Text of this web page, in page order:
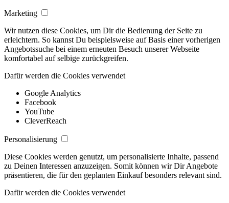
Marketing
Wir nutzen diese Cookies, um Dir die Bedienung der Seite zu
erleichtern. So kannst Du beispielsweise auf Basis einer vorherigen
Angebotssuche bei einem erneuten Besuch unserer Webseite
komfortabel auf selbige zurückgreifen.
Dafür werden die Cookies verwendet
Google Analytics
Facebook
YouTube
CleverReach
Personalisierung
Diese Cookies werden genutzt, um personalisierte Inhalte, passend
zu Deinen Interessen anzuzeigen. Somit können wir Dir Angebote
präsentieren, die für den geplanten Einkauf besonders relevant sind.
Dafür werden die Cookies verwendet